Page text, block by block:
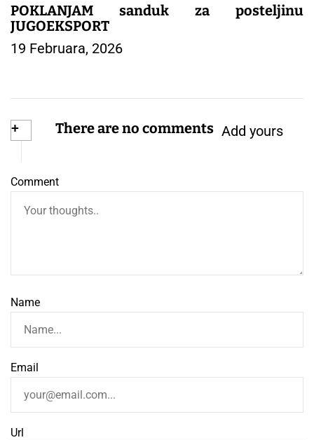
POKLANJAM sanduk za posteljinu
JUGOEKSPORT
19 Februara, 2026
+ There are no comments Add yours
Comment
Name
Email
Url